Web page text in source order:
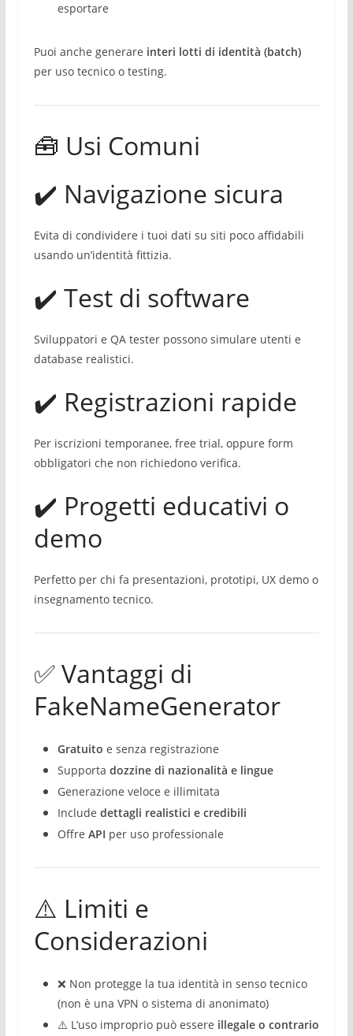
esportare
Puoi anche generare interi lotti di identità (batch)
per uso tecnico o testing.
🧰 Usi Comuni
✔️ Navigazione sicura
Evita di condividere i tuoi dati su siti poco affidabili
usando un’identità fittizia.
✔️ Test di software
Sviluppatori e QA tester possono simulare utenti e
database realistici.
✔️ Registrazioni rapide
Per iscrizioni temporanee, free trial, oppure form
obbligatori che non richiedono verifica.
✔️ Progetti educativi o
demo
Perfetto per chi fa presentazioni, prototipi, UX demo o
insegnamento tecnico.
✅ Vantaggi di
FakeNameGenerator
Gratuito e senza registrazione
Supporta dozzine di nazionalità e lingue
Generazione veloce e illimitata
Include dettagli realistici e credibili
Offre API per uso professionale
⚠️ Limiti e
Considerazioni
❌ Non protegge la tua identità in senso tecnico
(non è una VPN o sistema di anonimato)
⚠️ L’uso improprio può essere illegale o contrario